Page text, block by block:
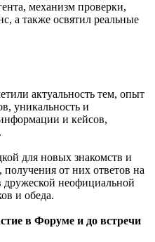
механизм проверки,
а также освятил реальные
актуальность тем, опыт
уникальность и
и кейсов,
для новых знакомств и
от них ответов на
неофициальной
и обеда.
в Форуме и до встречи